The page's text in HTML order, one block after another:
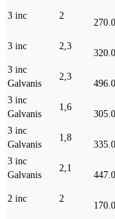
3 inc 2
3 inc 2,3
3 inc
Galvanis
2,3
3 inc
Galvanis
1,6
3 inc
Galvanis
1,8
3 inc
Galvanis
2,1
2 inc 2